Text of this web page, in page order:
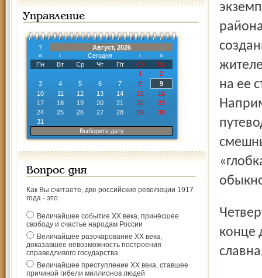
Управление
?
Август, 2026
«
‹ Сегодня ›
»
Пн
Вт Ср Чт Пт Сб
Вс
1
2
3
4 5 6 7 8
9
10
11 12 13 14 15
16
17
18 19 20 21 22
23
24
25 26 27 28 29
30
31
Выберите дату
Вопрос дня
Как Вы считаете, две российские революции 1917
года - это
Величайшее событие ХХ века, принёсшее
свободу и счастье народам России
Величайшее разочарование ХХ века,
доказавшее невозможность построения
справедливого государства
Величайшее преступление ХХ века, ставшее
причиной гибели миллионов людей
на ее
Четвертый выпуск газеты сицкари планируют сделать в
конце